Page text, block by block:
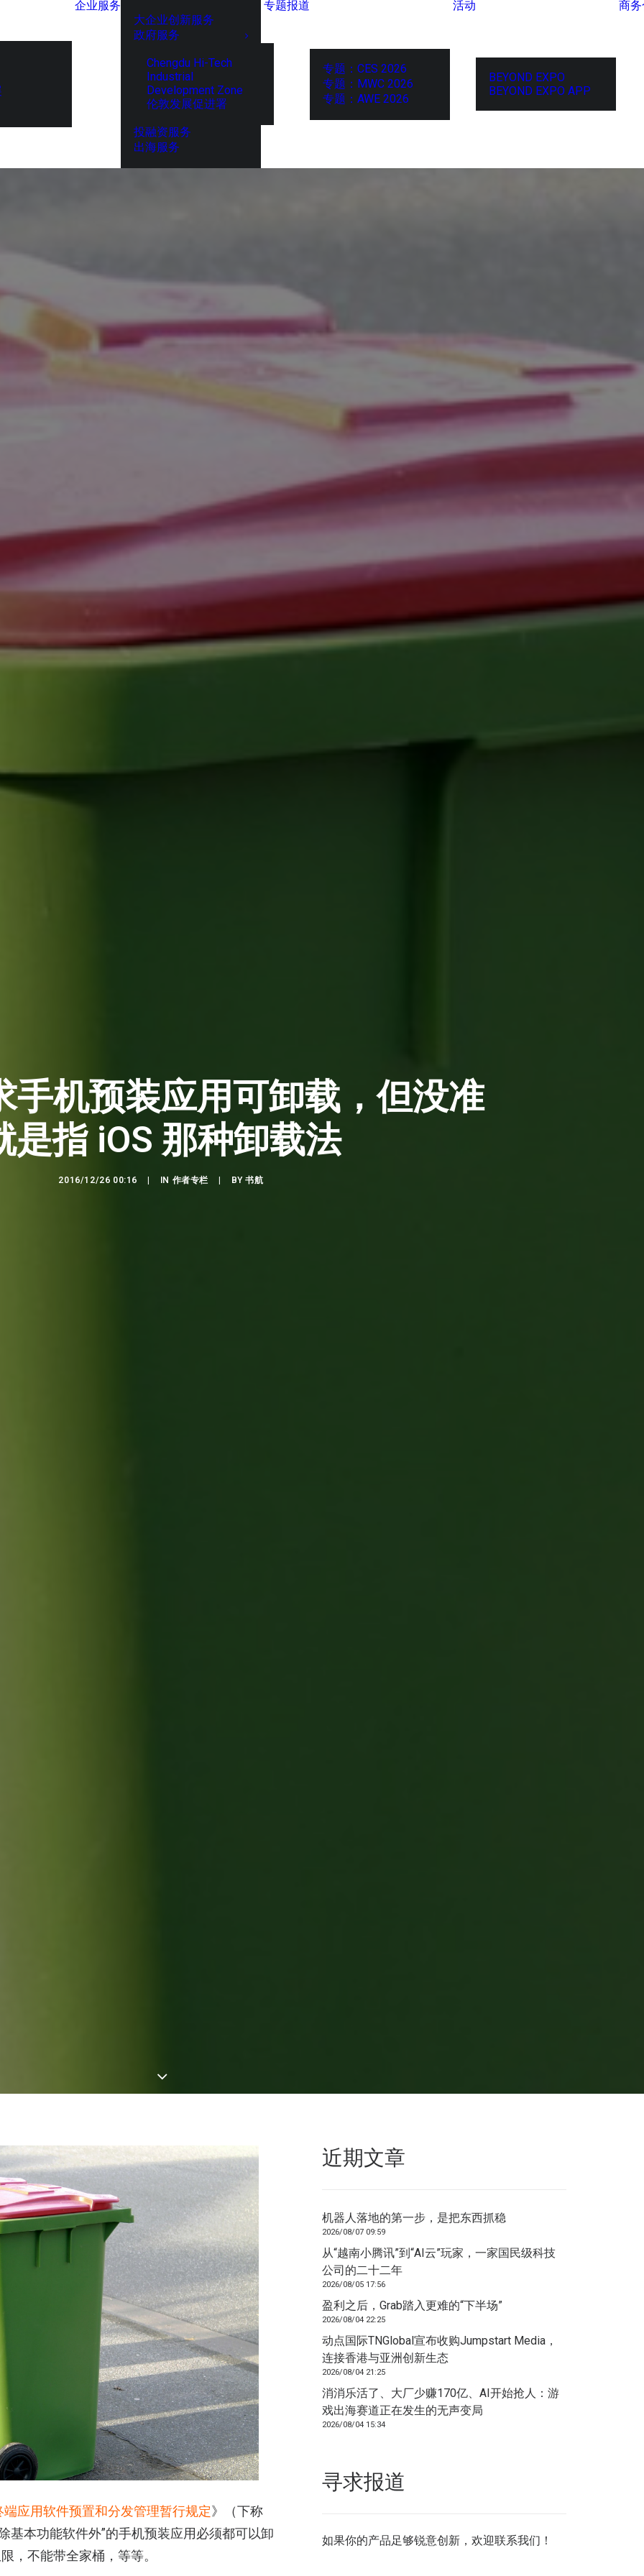
企业服务
大企业创新服务
政府服务
Chengdu Hi-Tech
Industrial
Development Zone
伦敦发展促进署
投融资服务
出海服务
专题报道
专题：CES 2026
专题：MWC 2026
专题：AWE 2026
活动
BEYOND EXPO
BEYOND EXPO APP
商
手机预装应用可卸载，但没准
是指 iOS 那种卸载法
2016/12/26 00:16 IN 作者专栏 BY书航
端应用软件预置和分发管理暂行规定》（下称
基本功能软件外”的手机预装应用必须都可以卸
，不能带全家桶，等等。
近期文章
机器人落地的第一步，是把东西抓稳
2026/08/07 09:59
从“越南小腾讯”到“AI云”玩家，一家国民级科技
公司的二十二年
2026/08/05 17:56
盈利之后，Grab踏入更难的“下半场”
2026/08/04 22:25
动点国际TNGlobal宣布收购Jumpstart Media，
连接香港与亚洲创新生态
2026/08/04 21:25
消消乐活了、大厂少赚170亿、AI开始抢人：游
戏出海赛道正在发生的无声变局
2026/08/04 15:34
寻求报道
如果你的产品足够锐意创新，欢迎联系我们 ！